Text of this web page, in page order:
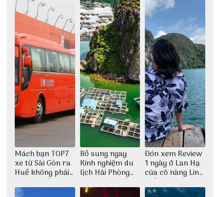
Mách bạn TOP7
xe từ Sài Gòn ra
Huế không phải
ai cũng biết
Bổ sung ngay
Kinh nghiệm du
lịch Hải Phòng
2022 mới nhất
Đón xem Review
1 ngày ở Lan Hạ
của cô nàng Linh
Trần